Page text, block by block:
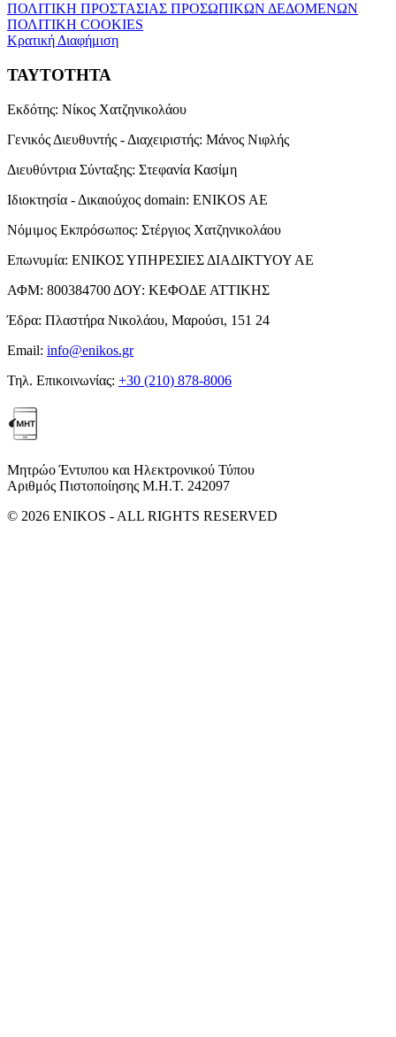
ΠΟΛΙΤΙΚΗ ΠΡΟΣΤΑΣΙΑΣ ΠΡΟΣΩΠΙΚΩΝ ΔΕΔΟΜΕΝΩΝ
ΠΟΛΙΤΙΚΗ COOKIES
Κρατική Διαφήμιση
ΤΑΥΤΟΤΗΤΑ
Εκδότης: Νίκος Χατζηνικολάου
Γενικός Διευθυντής - Διαχειριστής: Μάνος Νιφλής
Διευθύντρια Σύνταξης: Στεφανία Κασίμη
Ιδιοκτησία - Δικαιούχος domain: ENIKOS AE
Νόμιμος Εκπρόσωπος: Στέργιος Χατζηνικολάου
Επωνυμία: ΕΝΙΚΟΣ ΥΠΗΡΕΣΙΕΣ ΔΙΑΔΙΚΤΥΟΥ ΑΕ
ΑΦΜ: 800384700 ΔΟΥ: ΚΕΦΟΔΕ ΑΤΤΙΚΗΣ
Έδρα: Πλαστήρα Νικολάου, Μαρούσι, 151 24
Email: info@enikos.gr
Τηλ. Επικοινωνίας: +30 (210) 878-8006
Μητρώο Έντυπου και Ηλεκτρονικού Τύπου
Αριθμός Πιστοποίησης Μ.Η.Τ. 242097
© 2026 ENIKOS - ALL RIGHTS RESERVED